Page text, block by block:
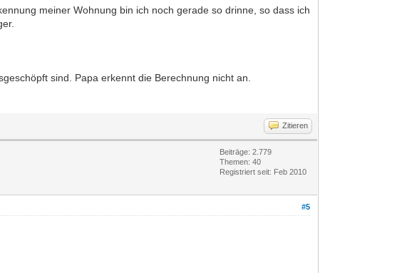
meiner Wohnung bin ich noch gerade so drinne, so dass ich
sind. Papa erkennt die Berechnung nicht an.
Zitieren
Beiträge: 2.779
Themen: 40
Registriert seit: Feb 2010
#5